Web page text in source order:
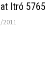
Itró 5765
2011